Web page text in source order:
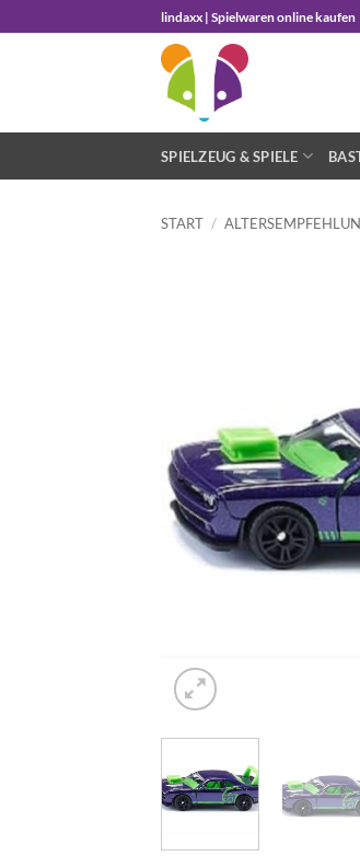
Inhalt
lindaxx | Spielwaren online kaufen
SPIELZEUG & SPIELE
START /